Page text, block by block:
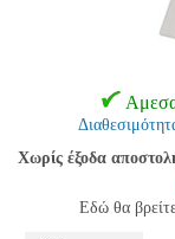
Χωρίς έξοδα
Εδώ θα